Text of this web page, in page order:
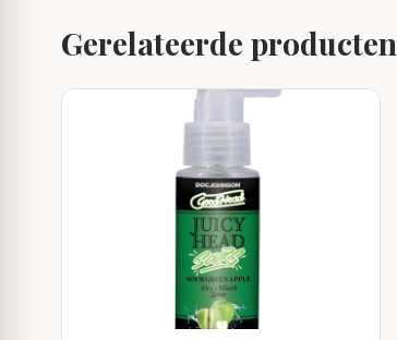
Gerelateerde producten